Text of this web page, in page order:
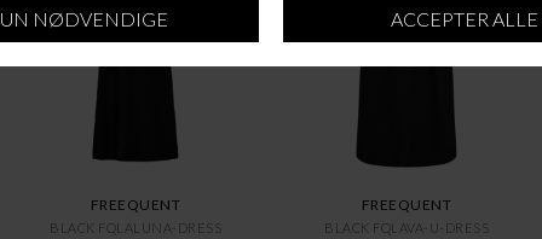
FREEQUENT
BLACK FQLALUNA-DRESS
FREEQUENT
BLACK FQLAVA-U-DRESS